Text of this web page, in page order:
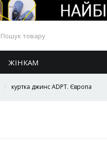
ЖІНКАМ
куртка джинс ADPT. Європа